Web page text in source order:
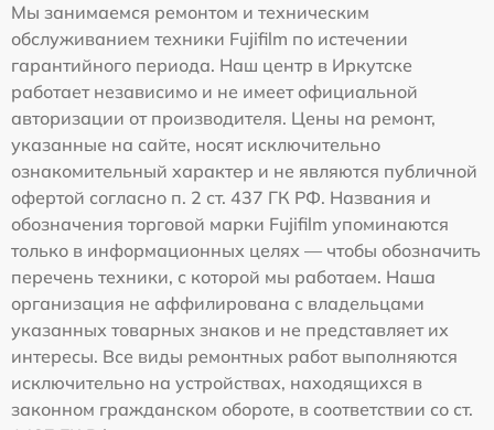
Мы занимаемся ремонтом и техническим
обслуживанием техники Fujifilm по истечении
гарантийного периода. Наш центр в Иркутске
работает независимо и не имеет официальной
авторизации от производителя. Цены на ремонт,
указанные на сайте, носят исключительно
ознакомительный характер и не являются публичной
офертой согласно п. 2 ст. 437 ГК РФ. Названия и
обозначения торговой марки Fujifilm упоминаются
только в информационных целях — чтобы обозначить
перечень техники, с которой мы работаем. Наша
организация не аффилирована с владельцами
указанных товарных знаков и не представляет их
интересы. Все виды ремонтных работ выполняются
исключительно на устройствах, находящихся в
законном гражданском обороте, в соответствии со ст.